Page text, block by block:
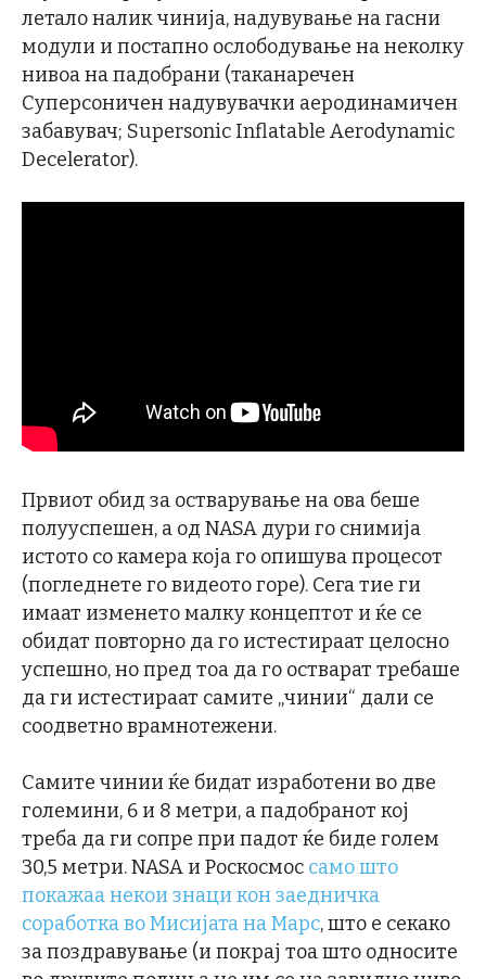
летало налик чинија, надувување на гасни
модули и постапно ослободување на неколку
нивоа на падобрани (таканаречен
Суперсоничен надувувачки аеродинамичен
забавувач; Supersonic Inflatable Aerodynamic
Decelerator).
Првиот обид за остварување на ова беше
полууспешен, а од NASA дури го снимија
истото со камера која го опишува процесот
(погледнете го видеото горе). Сега тие ги
имаат изменето малку концептот и ќе се
обидат повторно да го истестираат целосно
успешно, но пред тоа да го остварат требаше
да ги истестираат самите „чинии“ дали се
соодветно врамнотежени.
Самите чинии ќе бидат изработени во две
големини, 6 и 8 метри, а падобранот кој
треба да ги сопре при падот ќе биде голем
30,5 метри. NASA и Роскосмос само што
покажаа некои знаци кон заедничка
соработка во Мисијата на Марс, што е секако
за поздравување (и покрај тоа што односите